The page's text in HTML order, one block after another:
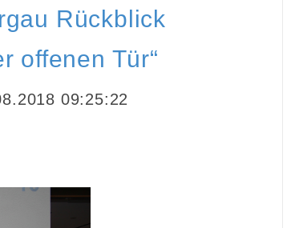
Rückblick
offenen Tür“
09:25:22